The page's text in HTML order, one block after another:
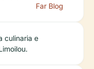
Far Blog
culinaria e